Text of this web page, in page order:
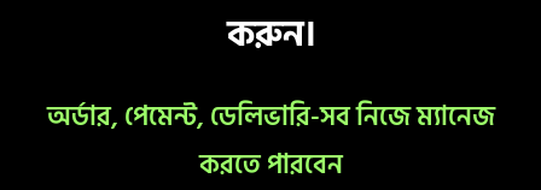
করুন।
অর্ডার, পেমেন্ট, ডেলিভারি-সব নিজে ম্যানেজ
করতে পারবেন